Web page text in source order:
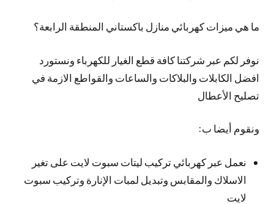
ما هي ميزات كهربائي منازل باكستاني المنطقة الرابعة؟
نوفر لكم عبر شركتنا كافة قطع الغيار للكهرباء ونستورد
افضل الكابلات والبلاكات والساعات والقواطع الازمة في
تصليح الأعطال
ونقوم أيضا ب:
نعمل عبر كهربائي تركيب ليتات سبوت لايت على تغير
الاسلاك والمقابس وتبديل لمبات الإنارة وتركيب سبوت
لايت